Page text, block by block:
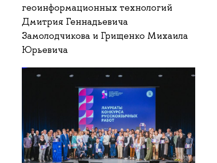
геоинформационных технологий
Дмитрия Геннадьевича
Замолодчиковa и Грищенко Михаила
Юрьевича